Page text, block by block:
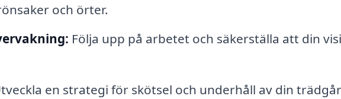
och örter.
Följa upp på arbetet och säkerställa att din
en strategi för skötsel och underhåll av din